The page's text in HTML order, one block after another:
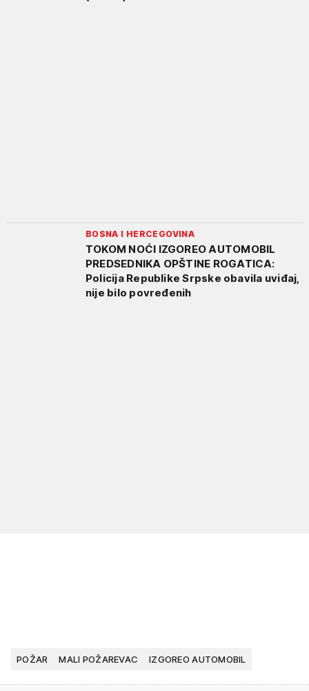
BOSNA I HERCEGOVINA
TOKOM NOĆI IZGOREO AUTOMOBIL
PREDSEDNIKA OPŠTINE ROGATICA:
Policija Republike Srpske obavila uviđaj,
nije bilo povređenih
POŽAR MALI POŽAREVAC IZGOREO AUTOMOBIL